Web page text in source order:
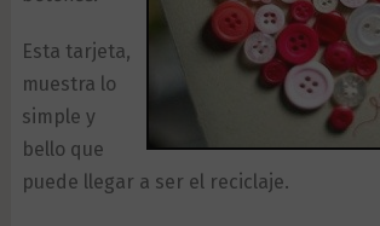
Esta tarjeta,
muestra lo
simple y
bello que
puede llegar a ser el reciclaje.